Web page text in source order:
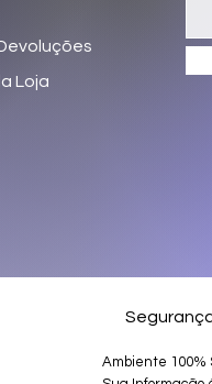
Loja
Ambiente 100%